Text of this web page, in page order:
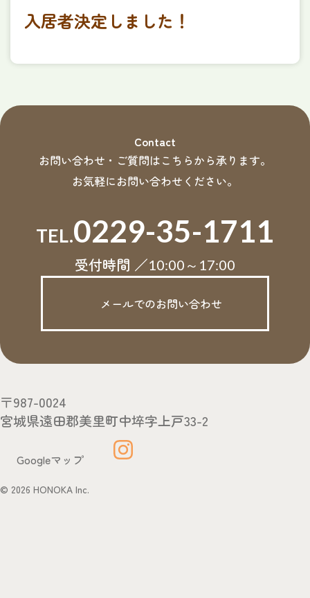
入居者決定しました！
Contact
お問い合わせ・ご質問はこちらから承ります。
お気軽にお問い合わせください。
TEL.0229-35-1711
受付時間 ／10:00～17:00
メールでのお問い合わせ
〒987-0024
宮城県遠田郡美里町中埣字上戸33-2
Googleマップ
© 2026 HONOKA Inc.